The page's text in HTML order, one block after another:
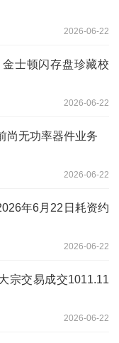
2026-06-22
士顿闪存盘珍藏校
2026-06-22
尚无功率器件业务
2026-06-22
年6月22日耗资约
2026-06-22
宗交易成交1011.11
2026-06-22